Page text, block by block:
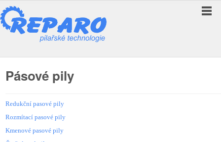
Pásové pily
Redukční pasové pily
Rozmítací pasové pily
Kmenové pasové pily